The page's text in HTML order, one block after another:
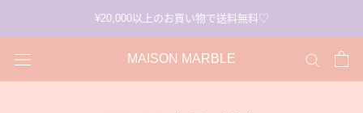
¥20,000以上のお買い物で送料無料♡
MAISON MARBLE